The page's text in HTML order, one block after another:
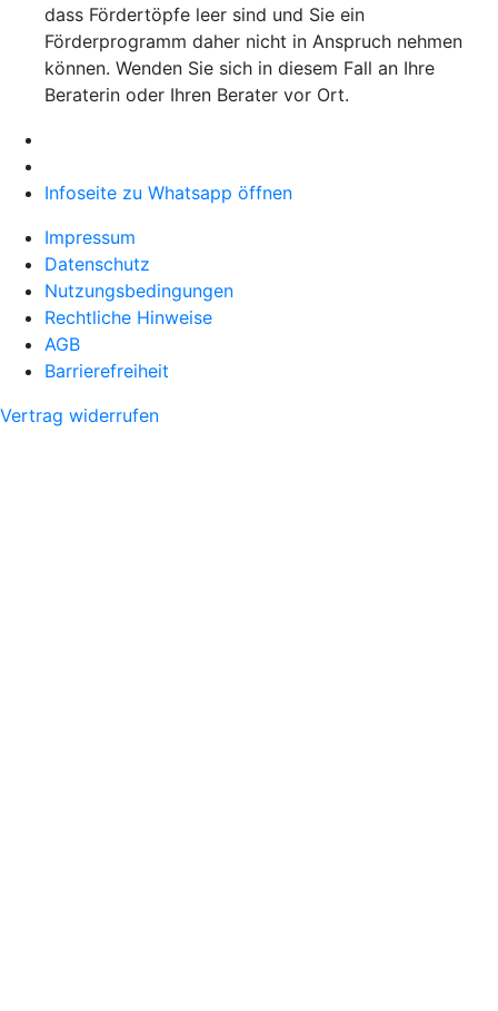
dass Fördertöpfe leer sind und Sie ein
Förderprogramm daher nicht in Anspruch nehmen
können. Wenden Sie sich in diesem Fall an Ihre
Beraterin oder Ihren Berater vor Ort.
Infoseite zu Whatsapp öffnen
Impressum
Datenschutz
Nutzungsbedingungen
Rechtliche Hinweise
AGB
Barrierefreiheit
Vertrag widerrufen